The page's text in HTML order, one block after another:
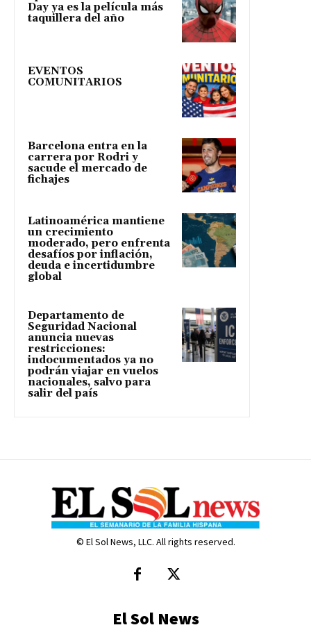
Day ya es la película más
taquillera del año
EVENTOS
COMUNITARIOS
Barcelona entra en la
carrera por Rodri y
sacude el mercado de
fichajes
Latinoamérica mantiene
un crecimiento
moderado, pero enfrenta
desafíos por inflación,
deuda e incertidumbre
global
Departamento de
Seguridad Nacional
anuncia nuevas
restricciones:
indocumentados ya no
podrán viajar en vuelos
nacionales, salvo para
salir del país
© El Sol News, LLC. All rights reserved.
El Sol News